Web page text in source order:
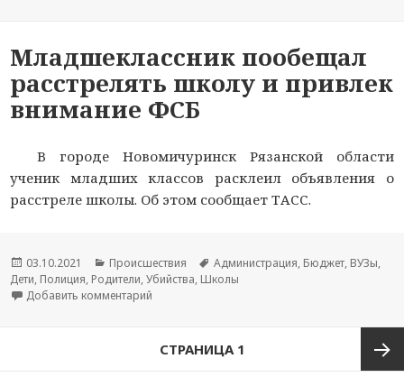
Младшеклассник пообещал
расстрелять школу и привлек
внимание ФСБ
В городе Новомичуринск Рязанской области
ученик младших классов расклеил объявления о
расстреле школы. Об этом сообщает ТАСС.
Опубликовано
03.10.2021 Рубрики
Происшествия Метки
Администрация, Бюджет, ВУЗы,
Дети, Полиция, Родители,Убийства, Школы
Добавить комментарий
СТРАНИЦА 1